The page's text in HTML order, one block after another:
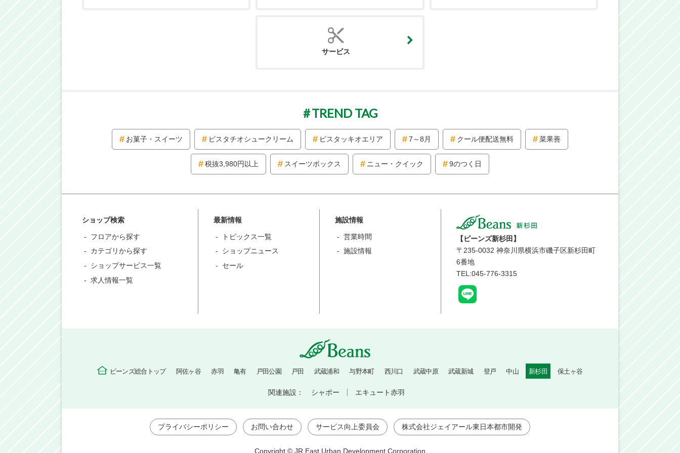
サービス
TREND TAG
お菓子・スイーツ ピスタチオシュークリーム ピスタッキオエリア 7～8月 クール便配送無料 菜果善
税抜3,980円以上 スイーツボックス ニュー・クイック 9のつく日
ショップ検索
フロアから探す
カテゴリから探す
ショップサービス一覧
求人情報一覧
最新情報
トピックス一覧
ショップニュース
セール
施設情報
営業時間
施設情報
【ビーンズ新杉田】
〒 235-0032 神奈川県横浜市磯子区新杉田町
6番地
TEL:045-776-3315
ビーンズ総合トップ 阿佐ヶ谷 赤羽 亀有 戸田公園 戸田 武蔵浦和 与野本町 西川口 武蔵中原 武蔵新城 登戸 中山 新杉田 保土ヶ谷
関連施設： シャポー エキュート赤羽
プライバシーポリシー お問い合わせ サービス向上委員会 株式会社ジェイアール東日本都市開発
Copyright © JR East Urban Development Corporation